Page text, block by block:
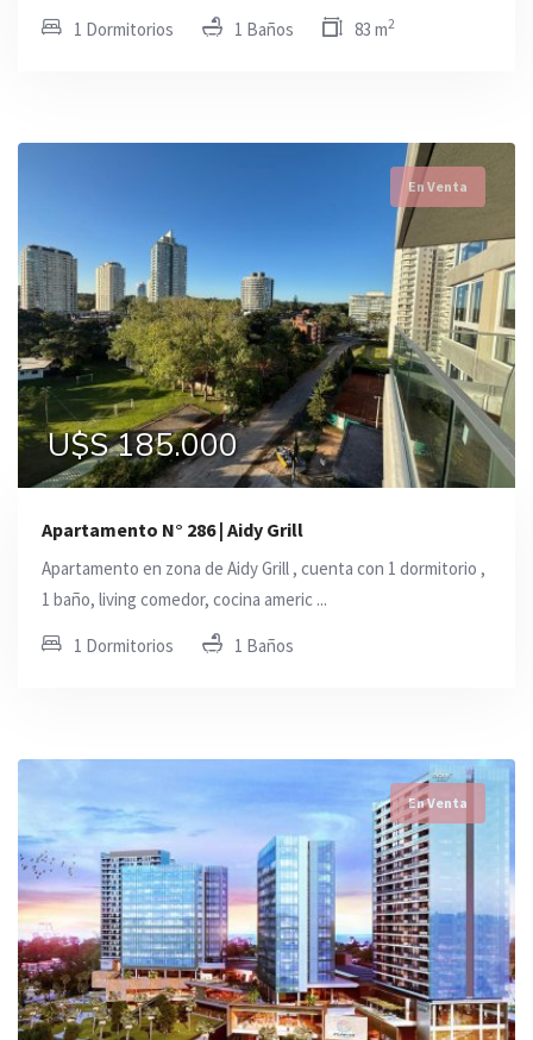
1 Dormitorios 1 Baños 83 m2
En Venta
U$S 185.000
Apartamento N° 286 | Aidy Grill
Apartamento en zona de Aidy Grill , cuenta con 1 dormitorio ,
1 baño, living comedor, cocina americ ...
1 Dormitorios 1 Baños
En Venta